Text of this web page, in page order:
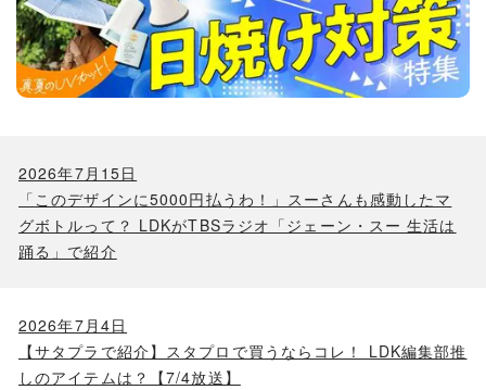
2026年7月15日
「このデザインに5000円払うわ！」スーさんも感動したマ
グボトルって？ LDKがTBSラジオ「ジェーン・スー 生活は
踊る」で紹介
2026年7月4日
【サタプラで紹介】スタプロで買うならコレ！ LDK編集部推
しのアイテムは？【7/4放送】